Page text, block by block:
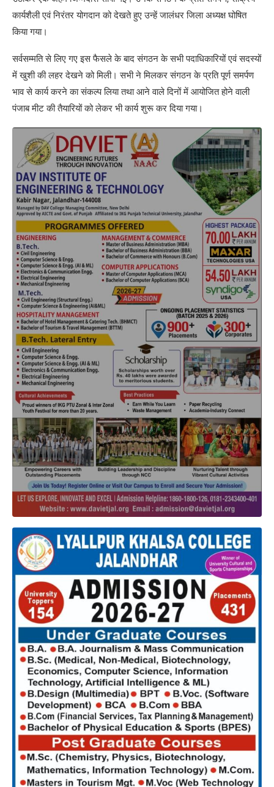
कार्यशैली एवं निरंतर योगदान को देखते हुए उन्हें जालंधर जिला अध्यक्ष घोषित
किया गया।
सर्वसम्मति से लिए गए इस फैसले के बाद संगठन के सभी पदाधिकारियों एवं सदस्यों
में खुशी की लहर देखने को मिली। सभी ने मिलकर संगठन के प्रति पूर्ण समर्पण
भाव से कार्य करने का संकल्प लिया तथा आने वाले दिनों में आयोजित होने वाली
पंजाब मीट की तैयारियों को लेकर भी कार्य शुरू कर दिया गया।